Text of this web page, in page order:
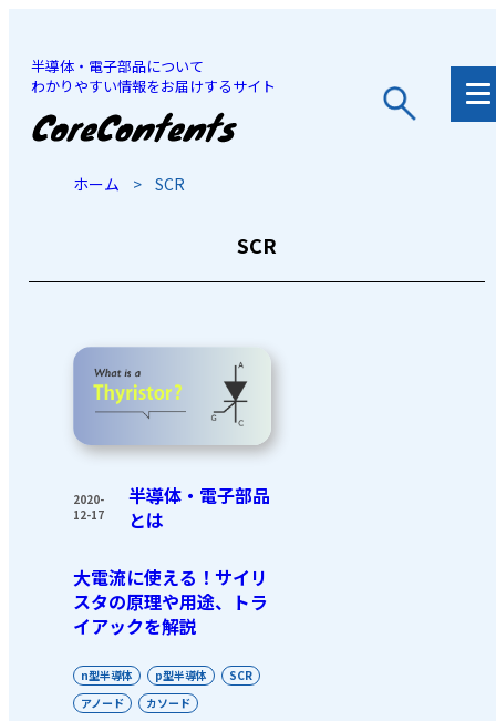
半導体・電子部品について
わかりやすい情報をお届けするサイト
JP
ホーム > SCR
SCR
2020-
12-17
半導体・電子部品
とは
大電流に使える！サイリ
スタの原理や用途、トラ
イアックを解説
n型半導体 p型半導体
SCR
アノード
カソード